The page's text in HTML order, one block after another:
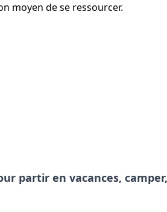
moyen de se ressourcer.
partir en vacances,